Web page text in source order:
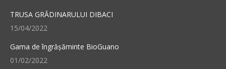
TRUSA GRĂDINARULUI DIBACI
15/04/2022
Gama de îngrășăminte BioGuano
01/02/2022